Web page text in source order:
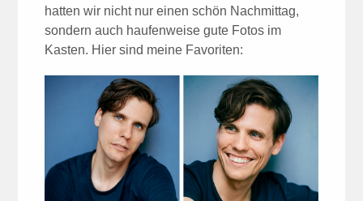
hatten wir nicht nur einen schön Nachmittag,
sondern auch haufenweise gute Fotos im
Kasten. Hier sind meine Favoriten: